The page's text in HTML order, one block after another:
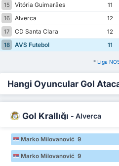
15
Vitória Guimarães 11
16
Alverca 12
17
CD Santa Clara 12
18
AVS Futebol 11
* Liga
Hangi Oyuncular Gol
Gol Krallığı - Alverca
Marko Milovanović 9
Marko Milovanović 9